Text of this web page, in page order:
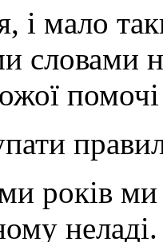
і мало
словами
років